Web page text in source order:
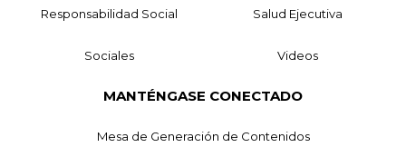
Responsabilidad Social Salud Ejecutiva
Sociales Videos
MANTÉNGASE CONECTADO
Mesa de Generación de Contenidos